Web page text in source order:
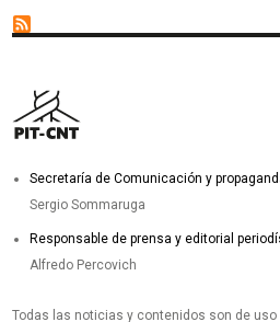
Secretaría de Comunicación y
Sergio Sommaruga
Responsable de prensa y editorial
Alfredo Percovich
Todas las noticias y contenidos son de uso